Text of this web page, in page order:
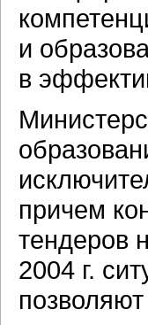
и
в
причем
тендеров
2004 г.